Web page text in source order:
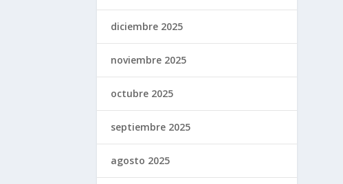
diciembre 2025
noviembre 2025
octubre 2025
septiembre 2025
agosto 2025